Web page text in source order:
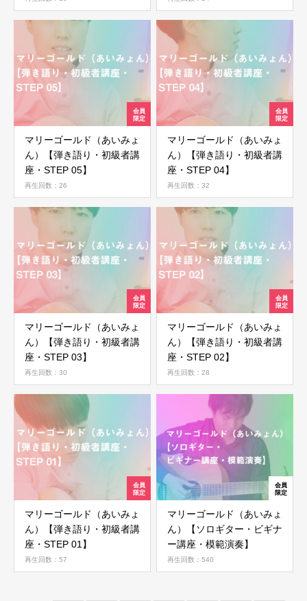
マリーゴールド（あいみょ
ん）【弾き語り・初級者講
座・STEP 05】
再生回数：26
マリーゴールド（あいみょ
ん）【弾き語り・初級者講
座・STEP 04】
再生回数：32
マリーゴールド（あいみょ
ん）【弾き語り・初級者講
座・STEP 03】
再生回数：30
マリーゴールド（あいみょ
ん）【弾き語り・初級者講
座・STEP 02】
再生回数：28
マリーゴールド（あいみょ
ん）【弾き語り・初級者講
座・STEP 01】
再生回数：57
マリーゴールド（あいみょ
ん）【ソロギター・ビギナ
ー講座・模範演奏】
再生回数：540
ログイン
ログイン情報を記憶する
パスワードを忘れた場合
会員ではない方は会員登録してください
新規会員登録